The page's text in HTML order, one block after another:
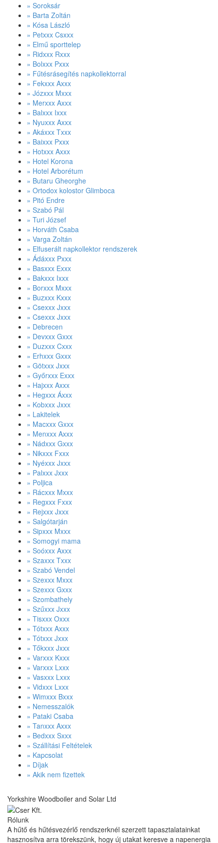
» Soroksár
» Barta Zoltán
» Kósa László
» Petxxx Csxxx
» Elmű sporttelep
» Ridxxx Rxxx
» Bolxxx Pxxx
» Fűtésrásegítés napkollektorral
» Fekxxx Axxx
» Józxxx Mxxx
» Merxxx Axxx
» Balxxx Ixxx
» Nyuxxx Axxx
» Akáxxx Txxx
» Baixxx Pxxx
» Hotxxx Axxx
» Hotel Korona
» Hotel Arborétum
» Butaru Gheorghe
» Ortodox kolostor Glimboca
» Pitó Endre
» Szabó Pál
» Turi József
» Horváth Csaba
» Varga Zoltán
» Elfuserált napkollektor rendszerek
» Ádáxxx Pxxx
» Basxxx Exxx
» Bakxxx Ixxx
» Borxxx Mxxx
» Buzxxx Kxxx
» Csexxx Jxxx
» Csexxx Jxxx
» Debrecen
» Devxxx Gxxx
» Duzxxx Cxxx
» Erhxxx Gxxx
» Götxxx Jxxx
» Győrxxx Exxx
» Hajxxx Axxx
» Hegxxx Áxxx
» Kobxxx Jxxx
» Lakitelek
» Macxxx Gxxx
» Menxxx Axxx
» Nádxxx Gxxx
» Nikxxx Fxxx
» Nyéxxx Jxxx
» Palxxx Jxxx
» Poljica
» Rácxxx Mxxx
» Regxxx Fxxx
» Rejxxx Jxxx
» Salgótarján
» Sipxxx Mxxx
» Somogyi mama
» Soóxxx Axxx
» Szaxxx Txxx
» Szabó Vendel
» Szexxx Mxxx
» Szexxx Gxxx
» Szombathely
» Szűxxx Jxxx
» Tisxxx Oxxx
» Tótxxx Axxx
» Tótxxx Jxxx
» Tőkxxx Jxxx
» Varxxx Kxxx
» Varxxx Lxxx
» Vasxxx Lxxx
» Vidxxx Lxxx
» Wimxxx Bxxx
» Nemesszalók
» Pataki Csaba
» Tanxxx Axxx
» Bedxxx Sxxx
» Szállítási Feltételek
» Kapcsolat
» Díjak
» Akik nem fizettek
Yorkshire Woodboiler and Solar Ltd
Rólunk
A hűtő és hűtésvezérlő rendszerknél szerzett tapasztalatainkat
hasznosítva arra törekszünk, hogy új utakat keresve a napenergia